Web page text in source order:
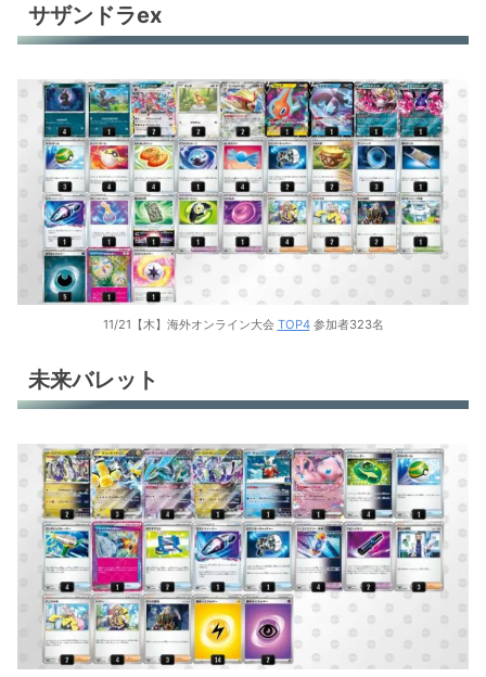
サザンドラex
11/21【木】海外オンライン大会 TOP4参加者323名
未来バレット